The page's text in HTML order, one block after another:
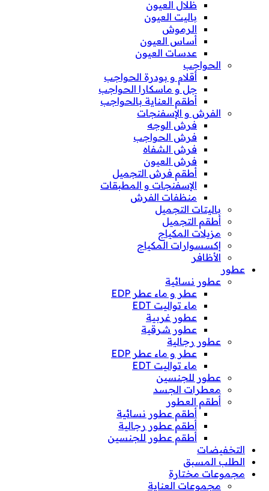
ظلال العيون
باليت العيون
الرموش
أساس العيون
عدسات العيون
الحواجب
أقلام و بودرة الحواجب
جل و ماسكارا الحواجب
أطقم العناية بالحواجب
الفرش و الإسفنجات
فرش الوجه
فرش الحواجب
فرش الشفاه
فرش العيون
أطقم فرش التجميل
الإسفنجات و المطبقات
منظفات الفرش
باليتات التجميل
أطقم التجميل
مزيلات المكياج
إكسسوارات المكياج
الأظافر
عطور
عطور نسائية
عطر و ماء عطر EDP
ماء تواليت EDT
عطور غربية
عطور شرقية
عطور رجالية
عطر و ماء عطر EDP
ماء تواليت EDT
عطور للجنسين
معطرات الجسد
أطقم العطور
أطقم عطور نسائية
أطقم عطور رجالية
أطقم عطور للجنسين
التخفيضات
الطلب المسبق
مجموعات مختارة
مجموعات العناية